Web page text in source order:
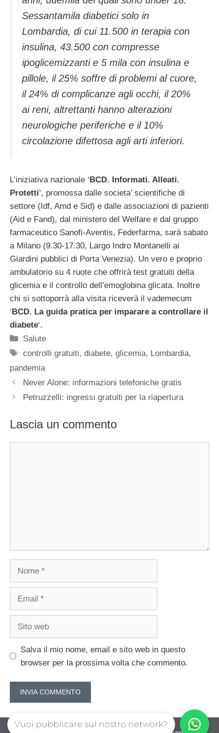
Sessantamila diabetici solo in
Lombardia, di cui 11.500 in terapia con
insulina, 43.500 con compresse
ipoglicemizzanti e 5 mila con insulina e
pillole, il 25% soffre di problemi al cuore,
il 24% di complicanze agli occhi, il 20%
ai reni, altrettanti hanno alterazioni
neurologiche periferiche e il 10%
circolazione difettosa agli arti inferiori.
L’iniziativa nazionale ‘ BCD. Informati. Alleati.
Protetti‘, promossa dalle societa’ scientifiche di
settore (Idf, Amd e Sid) e dalle associazioni di pazienti
(Aid e Fand), dal ministero del Welfare e dal gruppo
farmaceutico Sanofi-Aventis, Federfarma, sarà sabato
a Milano (9.30-17.30, Largo Indro Montanelli ai
Giardini pubblici di Porta Venezia). Un vero e proprio
ambulatorio su 4 ruote che offrirà test gratuiti della
glicemia e il controllo dell’emoglobina glicata. Inoltre
chi si sottoporrà alla visita riceverà il vademecum
‘ BCD. La guida pratica per imparare a controllare il
diabete‘.
Categorie
Salute
Tag
controlli gratuiti,diabete,glicemia, Lombardia,
pandemia
Never Alone: informazioni telefoniche gratis
Petruzzelli: ingressi gratuiti per la riapertura
Lascia un commento
Nome
Email
Sito
Salva il mio nome, email e sito web in questo
browser per la prossima volta che commento.
Vuoi pubblicare sul nostro network?